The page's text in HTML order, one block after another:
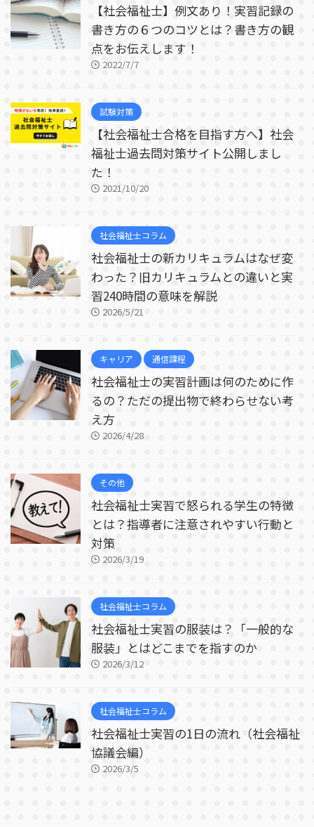
【社会福祉士】例文あり！実習記録の
書き方の６つのコツとは？書き方の観
点をお伝えします！
2022/7/7
試験対策
【社会福祉士合格を目指す方へ】社会
福祉士過去問対策サイト公開しまし
た！
2021/10/20
社会福祉士コラム
社会福祉士の新カリキュラムはなぜ変
わった？旧カリキュラムとの違いと実
習240時間の意味を解説
2026/5/21
キャリア 通信課程
社会福祉士の実習計画は何のために作
るの？ただの提出物で終わらせない考
え方
2026/4/28
その他
社会福祉士実習で怒られる学生の特徴
とは？指導者に注意されやすい行動と
対策
2026/3/19
社会福祉士コラム
社会福祉士実習の服装は？「一般的な
服装」とはどこまでを指すのか
2026/3/12
社会福祉士コラム
社会福祉士実習の1日の流れ（社会福祉
協議会編）
2026/3/5